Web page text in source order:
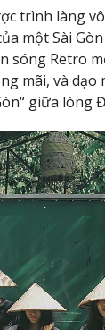
trình làng
một Sài
sóng Retro
mãi, và
giữa lòng